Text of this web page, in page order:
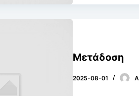
Μετάδοση
2025-08-01